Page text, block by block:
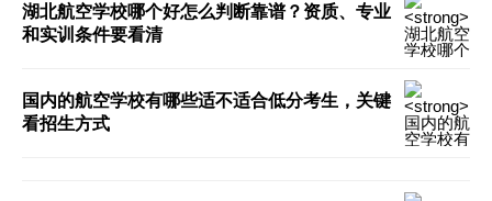
湖北航空学校哪个好怎么判断靠谱？资质、专业
和实训条件要看清
国内的航空学校有哪些适不适合低分考生，关键
看招生方式